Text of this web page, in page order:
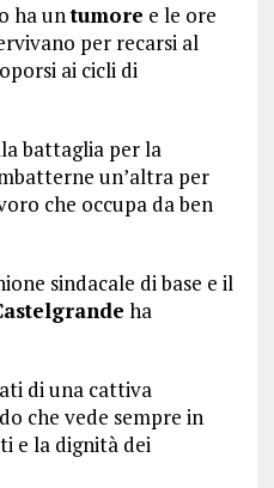
ha untumore e le ore
per recarsi al
ai cicli di
battaglia per la
un’altra per
che occupa da ben
sindacale di base e il
ha
di una cattiva
che vede sempre in
e la dignità dei